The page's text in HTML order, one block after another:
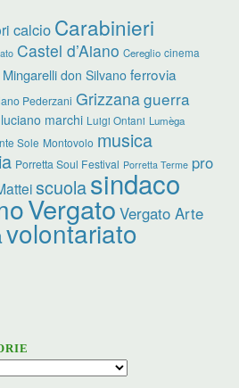
calcio Carabinieri
Castel d’Aiano Cereglio cinema
don Silvano ferrovia
Pederzani Grizzanaguerra
luciano marchi Luigi Ontani Lumèga
Sole Montovolo musica
Porretta Soul Festival Porretta Terme pro
scuolasindaco
Vergato Vergato Arte
volontariato